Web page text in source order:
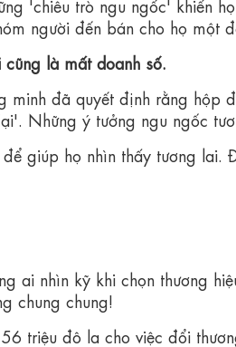
'chiêu trò ngu ngốc' khiến
người đến bán cho họ một
là mất doanh số.
đã quyết định rằng hộp
Những ý tưởng ngu ngốc
giúp họ nhìn thấy tương lai.
ai nhìn kỹ khi chọn thương
chung chung!
triệu đô la cho việc đổi